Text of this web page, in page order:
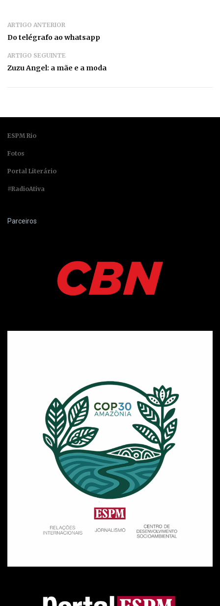
ARTIGO ANTERIOR
Do telégrafo ao whatsapp
ARTIGO SEGUINTE
Zuzu Angel: a mãe e a moda
ESPM Rio
Fotos
Portal Literário
#RadioAtiva
Parceiros